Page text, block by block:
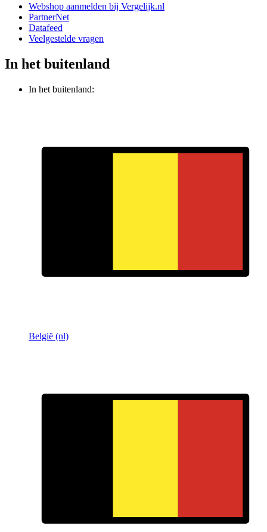
Webshop aanmelden bij Vergelijk.nl
PartnerNet
Datafeed
Veelgestelde vragen
In het buitenland
In het buitenland:
België (nl)